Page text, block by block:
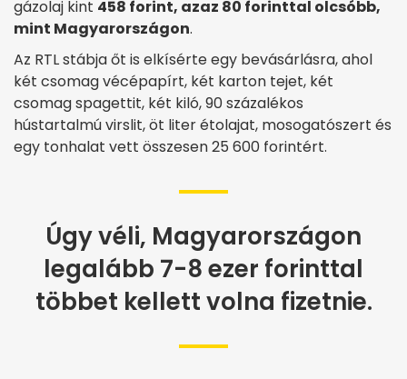
gázolaj kint 458 forint, azaz 80 forinttal olcsóbb,
mint Magyarországon.
Az RTL stábja őt is elkísérte egy bevásárlásra, ahol
két csomag vécépapírt, két karton tejet, két
csomag spagettit, két kiló, 90 százalékos
hústartalmú virslit, öt liter étolajat, mosogatószert és
egy tonhalat vett összesen 25 600 forintért.
Úgy véli, Magyarországon
legalább 7-8 ezer forinttal
többet kellett volna fizetnie.